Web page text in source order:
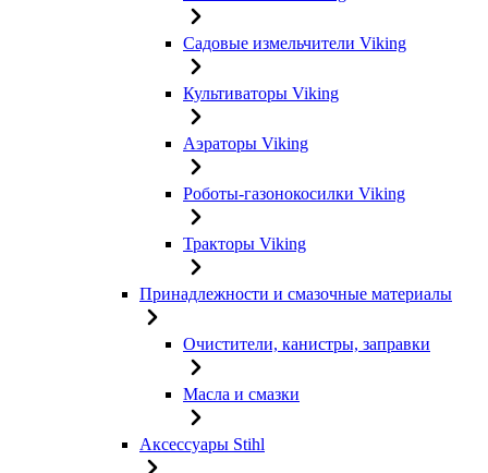
Садовые измельчители Viking
Культиваторы Viking
Аэраторы Viking
Роботы-газонокосилки Viking
Тракторы Viking
Принадлежности и смазочные материалы
Очистители, канистры, заправки
Масла и смазки
Аксессуары Stihl